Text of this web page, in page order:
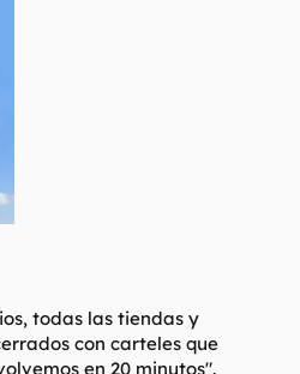
todas las tiendas y
con carteles que
en 20 minutos".